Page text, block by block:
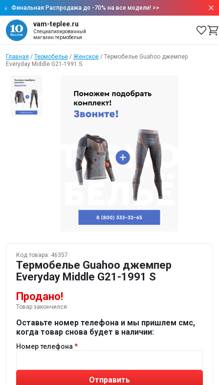
Финальная Распродажа до -70% на все модели! >>
vam-teplee.ru
Специализированный
магазин термобелья
Главная / Термобелье / Женское / Термобелье Guahoo джемпер
Everyday Middle G21-1991 S
Код товара: 46357
Термобелье Guahoo джемпер
Everyday Middle G21-1991 S
Продано!
Товар закончился
Оставьте номер телефона и мы пришлем смс,
когда товар снова будет в наличии:
Номер телефона
Отправить